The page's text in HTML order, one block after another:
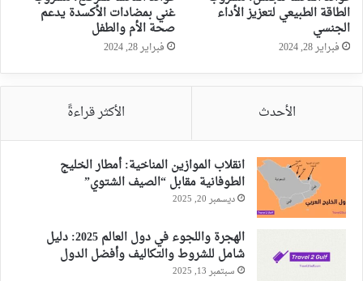
الطاقة الطبيعي لتعزيز الأداء
الجنسي
فبراير 28, 2024
غني بمضادات الأكسدة يدعم
صحة الأم والطفل
فبراير 28, 2024
الأحدث الأكثر قراءةً
انقلاب الموازين المناخية: أمطار الخليج
الطوفانية مقابل “الصيف الشتوي”
ديسمبر 20, 2025
الهجرة واللجوء في دول العالم 2025: دليل
شامل للشروط والتكاليف وأفضل الدول
سبتمبر 13, 2025